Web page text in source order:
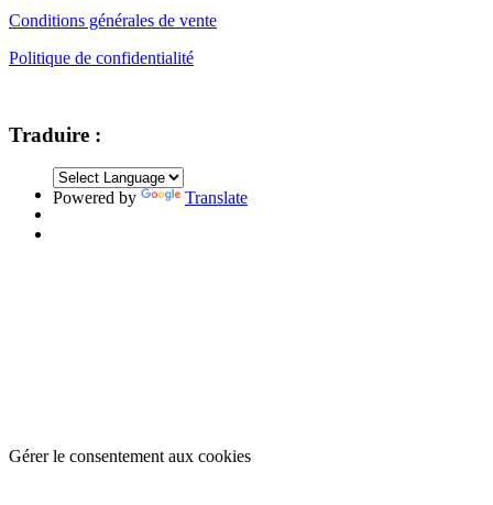
Conditions générales de vente
Politique de confidentialité
Traduire :
Powered by Translate
Gérer le consentement aux cookies